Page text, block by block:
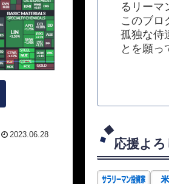
2023.06.28
るリーマ
このブロ
孤独な侍
とを願っ
応援よ